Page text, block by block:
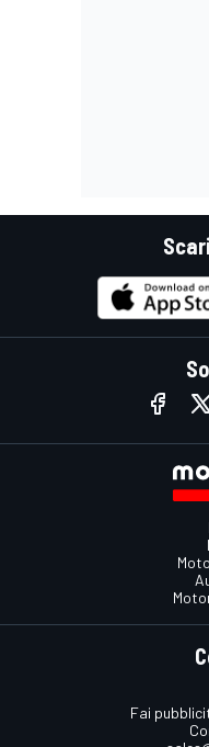
Fai